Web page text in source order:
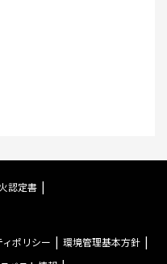
認定書
ポリシー
環境管理基本方針